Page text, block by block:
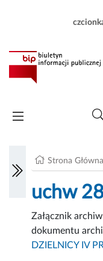
Strona Główna
uchw
Załącznik
dokumentu
DZIELNICY IV